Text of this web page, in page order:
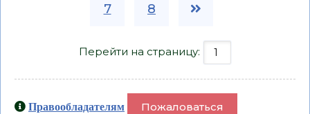
7 8
Перейти на страницу:
Правообладателям Пожаловаться